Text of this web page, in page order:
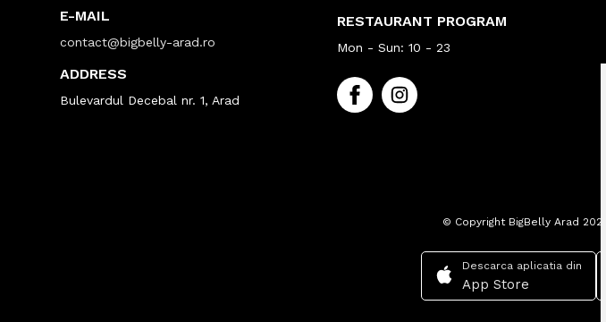
E-MAIL
contact@bigbelly-arad.ro
ADDRESS
Bulevardul Decebal nr. 1, Arad
RESTAURANT PROGRAM
Mon - Sun: 10 - 23
© Copyright BigBelly Arad 2024.
Descarca aplicatia din
App Store